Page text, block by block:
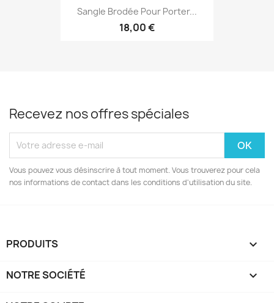
Sangle Brodée Pour Porter...
18,00 €
Recevez nos offres spéciales
Vous pouvez vous désinscrire à tout moment. Vous trouverez pour cela
nos informations de contact dans les conditions d'utilisation du site.
PRODUITS 
NOTRE SOCIÉTÉ 